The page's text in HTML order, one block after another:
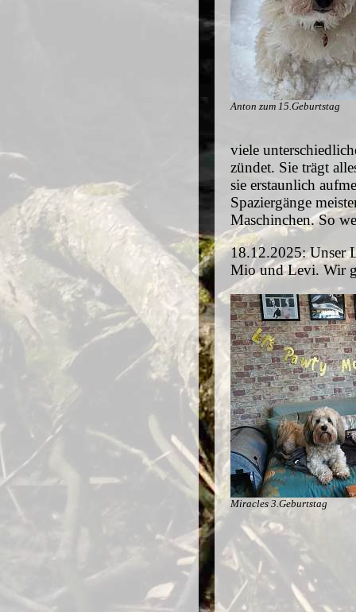
Anton zum 15.Geburtstag
viele
zündet. Sie trägt
sie erstaunlich
Spaziergänge
Maschinchen. So
18.12.2025: Unser
Mio und Levi. Wir
Miracles 3.Geburtstag